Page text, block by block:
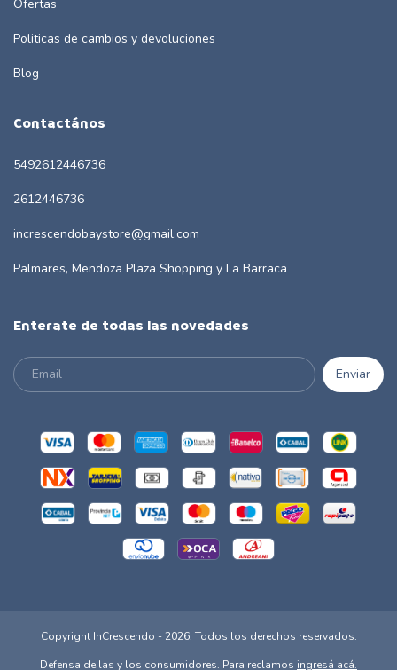
Ofertas
Politicas de cambios y devoluciones
Blog
Contactános
5492612446736
2612446736
increscendobaystore@gmail.com
Palmares, Mendoza Plaza Shopping y La Barraca
Enterate de todas las novedades
Copyright InCrescendo - 2026. Todos los derechos reservados.
Defensa de las y los consumidores. Para reclamos ingresá acá.